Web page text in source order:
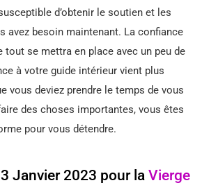
d’obtenir le soutien et les
avez besoin maintenant. La confiance
tout se mettra en place avec un peu de
à votre guide intérieur vient plus
vous deviez prendre le temps de vous
des choses importantes, vous êtes
pour vous détendre.
Janvier 2023 pour la Vierge